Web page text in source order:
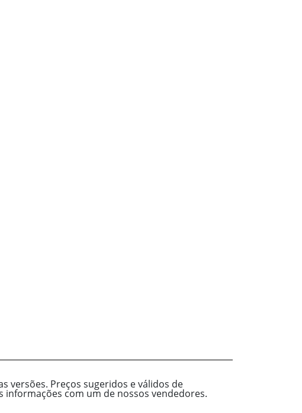
versões. Preços sugeridos e válidos de
informações com um de nossos vendedores.